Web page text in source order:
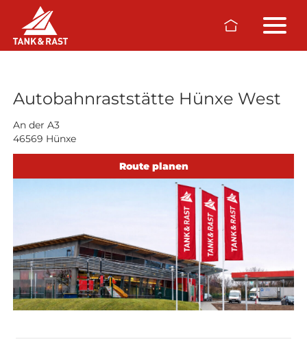
Skip to main content
Raststätten
Autobahnraststätte Hünxe West
An der A3
46569 Hünxe
Route planen